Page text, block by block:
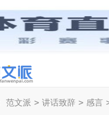
范文派 > 讲话致辞 > 感言